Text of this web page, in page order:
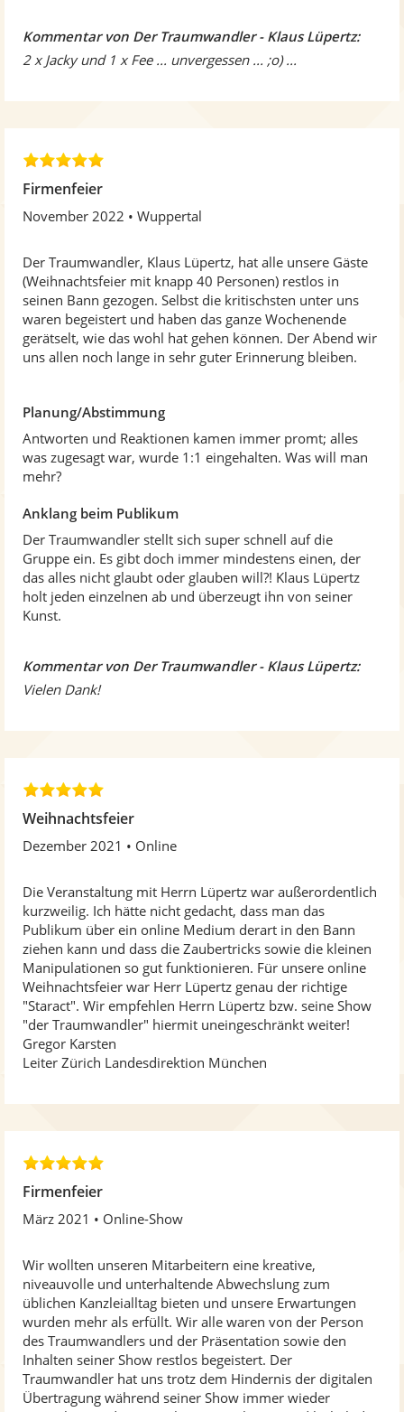
Kommentar von Der Traumwandler - Klaus Lüpertz:
2 x Jacky und 1 x Fee ... unvergessen ... ;o) ...
5
v
5
t
r
n
Firmenfeier
November 2022 Wuppertal
Der Traumwandler, Klaus Lüpertz, hat alle unsere Gäste
(Weihnachtsfeier mit knapp 40 Personen) restlos in
seinen Bann gezogen. Selbst die kritischsten unter uns
waren begeistert und haben das ganze Wochenende
gerätselt, wie das wohl hat gehen können. Der Abend wir
uns allen noch lange in sehr guter Erinnerung bleiben.
Planung/Abstimmung
Antworten und Reaktionen kamen immer promt; alles
was zugesagt war, wurde 1:1 eingehalten. Was will man
mehr?
Anklang beim Publikum
Der Traumwandler stellt sich super schnell auf die
Gruppe ein. Es gibt doch immer mindestens einen, der
das alles nicht glaubt oder glauben will?! Klaus Lüpertz
holt jeden einzelnen ab und überzeugt ihn von seiner
Kunst.
Kommentar von Der Traumwandler - Klaus Lüpertz:
Vielen Dank!
5
,
0
v
n
5
r
Weihnachtsfeier
Dezember 2021 Online
Die Veranstaltung mit Herrn Lüpertz war außerordentlich
kurzweilig. Ich hätte nicht gedacht, dass man das
Publikum über ein online Medium derart in den Bann
ziehen kann und dass die Zaubertricks sowie die kleinen
Manipulationen so gut funktionieren. Für unsere online
Weihnachtsfeier war Herr Lüpertz genau der richtige
"Staract". Wir empfehlen Herrn Lüpertz bzw. seine Show
"der Traumwandler" hiermit uneingeschränkt weiter!
Gregor Karsten
Leiter Zürich Landesdirektion München
5
v
Firmenfeier
März 2021 Online-Show
Wir wollten unseren Mitarbeitern eine kreative,
niveauvolle und unterhaltende Abwechslung zum
üblichen Kanzleialltag bieten und unsere Erwartungen
wurden mehr als erfüllt. Wir alle waren von der Person
des Traumwandlers und der Präsentation sowie den
Inhalten seiner Show restlos begeistert. Der
Traumwandler hat uns trotz dem Hindernis der digitalen
Übertragung während seiner Show immer wieder